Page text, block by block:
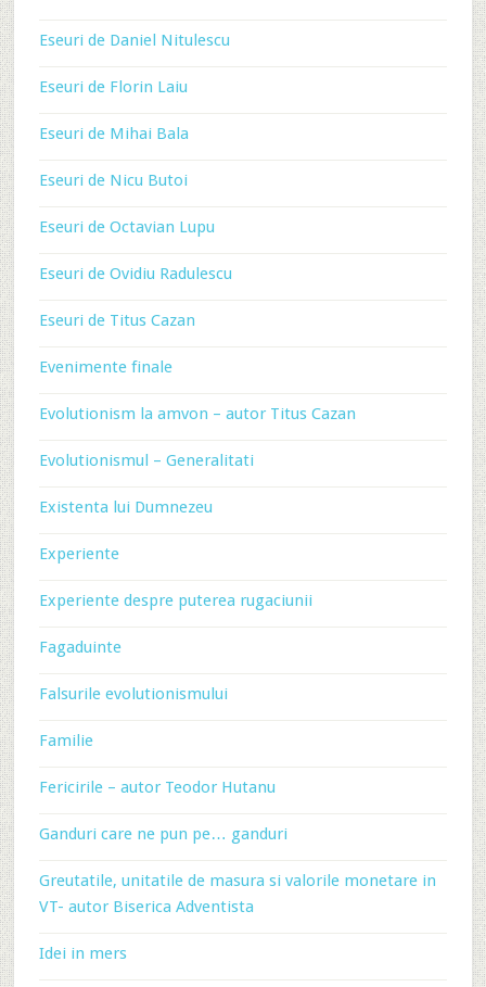
Eseuri de Daniel Nitulescu
Eseuri de Florin Laiu
Eseuri de Mihai Bala
Eseuri de Nicu Butoi
Eseuri de Octavian Lupu
Eseuri de Ovidiu Radulescu
Eseuri de Titus Cazan
Evenimente finale
Evolutionism la amvon – autor Titus Cazan
Evolutionismul – Generalitati
Existenta lui Dumnezeu
Experiente
Experiente despre puterea rugaciunii
Fagaduinte
Falsurile evolutionismului
Familie
Fericirile – autor Teodor Hutanu
Ganduri care ne pun pe… ganduri
Greutatile, unitatile de masura si valorile monetare in
VT- autor Biserica Adventista
Idei in mers